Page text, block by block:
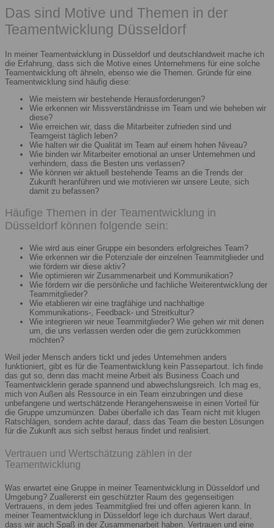
Das sind Motive und Themen in der
Teamentwicklung Düsseldorf
In meiner Teamentwicklung in Düsseldorf und deutschlandweit mache ich
die Erfahrung, dass sich die Motive eines Unternehmens für eine solche
Teamentwicklung oft ähneln, ebenso wie die Themen. Gründe für eine
Teamentwicklung sind häufig diese:
Wie meistern wir bestehende Herausforderungen?
Wie erkennen wir Missverständnisse im Team und wie beheben wir
diese?
Wie erreichen wir, dass die Mitarbeiter zufrieden sind und
Teamgeist täglich leben?
Wie halten wir die Qualität im Team auf einem hohen Niveau?
Wie binden wir Mitarbeiter emotional an unser Unternehmen und
verhindern, dass die Besten uns verlassen?
Wie können wir aktuell bestehende Teams an die Trends der
Zukunft heranführen und wie motivieren wir unsere Leute, sich
damit zu befassen?
Häufige Themen in der Teamentwicklung in
Düsseldorf können folgende sein:
Wie wird aus einer Gruppe ein besonders erfolgreiches Team?
Wie erkennen wir die Potenziale der einzelnen Teammitglieder und
wie fördern wir diese aktiv?
Wie optimieren wir Zusammenarbeit und Kommunikation?
Wie fördern wir die persönliche und fachliche Weiterentwicklung der
Teammitglieder?
Wie etablieren wir eine tragfähige und nachhaltige
Kommunikations-, Feedback- und Streitkultur?
Wie integrieren wir neue Teammitglieder? Wie gehen wir mit denen
um, die uns verlassen werden oder die gern zurückkommen
möchten?
Weil jeder Mensch anders tickt und jedes Unternehmen anders
funktioniert, gibt es für die Teamentwicklung kein Passepartout. Ich finde
das gut so, denn das macht meine Arbeit als Business Coach und
Teamentwicklerin gerade spannend und abwechslungsreich. Ich mag es,
mich von Außen als Ressource in ein Team einzubringen und diese
unbefangene und wertschätzende Herangehensweise in einen Vorteil für
die Gruppe umzumünzen. Dabei überfalle ich das Team nicht mit klugen
Ratschlägen, sondern achte darauf, dass das Team die besten Lösungen
für die Zukunft aus sich selbst heraus findet und realisiert.
Vertrauen und Wertschätzung zählen in der
Teamentwicklung
Was erwartet eine Gruppe in meiner Teamentwicklung in Düsseldorf und
Umgebung? Zuallererst ein geschützter Raum des gegenseitigen
Vertrauens, in dem jedes Teammitglied frei und offen agieren kann. In
meiner Teamentwicklung in Düsseldorf lege ich durchaus Wert darauf,
dass wir auch Spaß in der Zusammenarbeit haben. Vertrauen und eine